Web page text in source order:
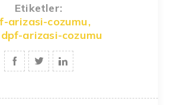
Etiketler:
arizasi-cozumu,
arizasi-cozumu